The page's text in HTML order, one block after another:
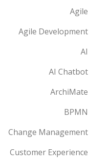
Agile
Agile Development
AI
AI Chatbot
ArchiMate
BPMN
Change Management
Customer Experience